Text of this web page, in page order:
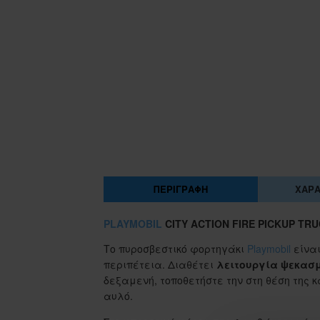
ΠΕΡΙΓΡΑΦΉ
PLAYMOBIL CITY ACTION FIRE PICKUP
Το πυροσβεστικό φορτηγάκι Playmobil
περιπέτεια. Διαθέτει λειτουργία
δεξαμενή, τοποθετήστε την στη θέση της
αυλό.